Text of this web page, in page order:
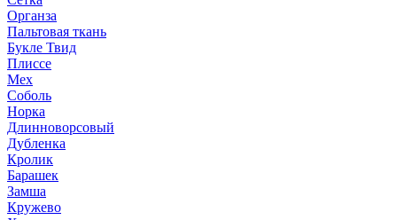
Органза
Пальтовая ткань
Букле Твид
Плиссе
Мех
Соболь
Норка
Длинноворсовый
Дубленка
Кролик
Барашек
Замша
Кружево